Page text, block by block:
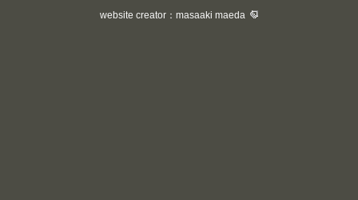
website creator：masaaki maeda